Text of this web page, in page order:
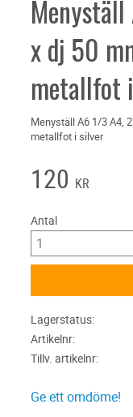
x dj 50
metallfot
Menyställ A6 1/3 A4,
metallfot i silver
120 KR
Antal
Lagerstatus
Artikelnr
Tillv. artikelnr
Ge ett omdöme!